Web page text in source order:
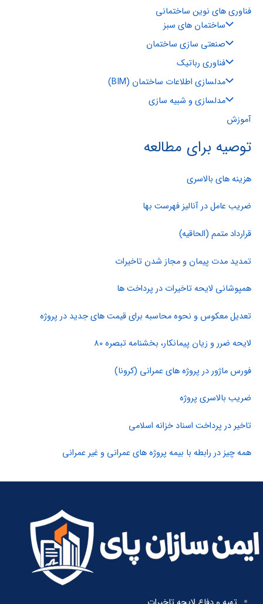
فناوری های نوین ساختمانی
ساختمان های سبز
صنعتی سازی ساختمان
فناوری رباتیک
مدلسازی اطلاعات ساختمان (BIM)
مدلسازی و شبیه سازی
آموزش
توصیه برای مطالعه
هزینه های بالاسری
ضریب عامل در آنالیز فهرست بها
قرارداد متمم (الحاقیه)
تمدید مدت پیمان و مجاز شدن تاخیرات
همپوشانی لایحه تاخیرات در پرداخت ها
تعدیل معکوس و نحوه محاسبه برای قیمت های جدید در پروژه
لایحه ضرر و زیان پیمانکار، بخشنامه تبصره 80
فورس ماژور در پروژه های عمرانی (کرونا)
ضریب بالاسری پروژه
تاخیر در پرداخت اسناد خزانه اسلامی
همه چیز در رابطه با بیمه پروژه های عمرانی و غیر عمرانی